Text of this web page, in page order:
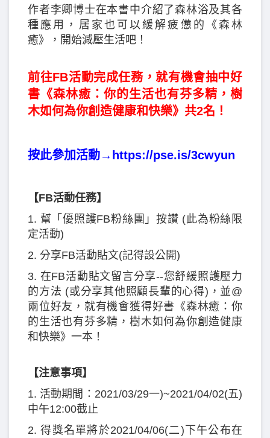
作者李卿博士在本書中介紹了森林浴及其各
種應用，居家也可以緩解疲憊的《森林
癒》，開始減壓生活吧！
前往FB活動完成任務，就有機會抽中好
書《森林癒：你的生活也有芬多精，樹
木如何為你創造健康和快樂》共2名！
按此參加活動→ https://pse.is/3cwyun
【FB活動任務】
1. 幫「優照護FB粉絲團」按讚 (此為粉絲限
定活動)
2. 分享FB活動貼文(記得設公開)
3. 在FB活動貼文留言分享--您舒緩照護壓力
的方法 (或分享其他照顧長輩的心得)，並@
兩位好友，就有機會獲得好書《森林癒：你
的生活也有芬多精，樹木如何為你創造健康
和快樂》一本！
【注意事項】
1. 活動期間：2021/03/29一)~2021/04/02(五)
中午12:00截止
2. 得獎名單將於2021/04/06(二)下午公布在